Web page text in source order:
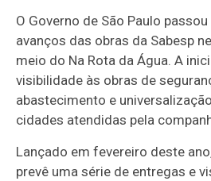
O Governo de São Paulo
avanços das obras da Sabesp
meio do Na Rota da Água. A
visibilidade às obras de
abastecimento e
cidades atendidas pela
Lançado em fevereiro deste
prevê uma série de entregas e